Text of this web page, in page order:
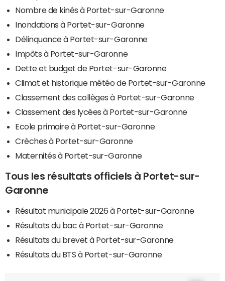
Nombre de kinés à Portet-sur-Garonne
Inondations à Portet-sur-Garonne
Délinquance à Portet-sur-Garonne
Impôts à Portet-sur-Garonne
Dette et budget de Portet-sur-Garonne
Climat et historique météo de Portet-sur-Garonne
Classement des collèges à Portet-sur-Garonne
Classement des lycées à Portet-sur-Garonne
Ecole primaire à Portet-sur-Garonne
Crèches à Portet-sur-Garonne
Maternités à Portet-sur-Garonne
Tous les résultats officiels à Portet-sur-
Garonne
Résultat municipale 2026 à Portet-sur-Garonne
Résultats du bac à Portet-sur-Garonne
Résultats du brevet à Portet-sur-Garonne
Résultats du BTS à Portet-sur-Garonne